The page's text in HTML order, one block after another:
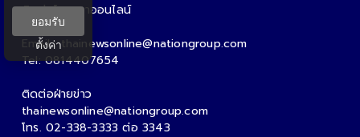
ติดต่อโฆษณาออนไลน์
คุณอ้อ
Email : thainewsonline@nationgroup.com
Tel: 0814407654
ติดต่อฝ่ายข่าว
thainewsonline@nationgroup.com
โทร. 02-338-3333 ต่อ 3343
ยอมรับ
ตั้งค่า